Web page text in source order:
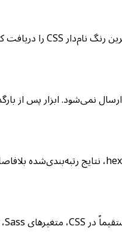
نمی‌شود. ابزار پس از